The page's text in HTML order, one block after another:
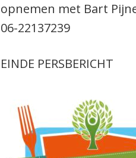
opnemen met Bart
06-22137239
EINDE PERSBERICHT